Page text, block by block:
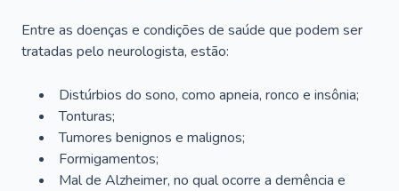
Entre as doenças e condições de saúde que podem ser
tratadas pelo neurologista, estão:
Distúrbios do sono, como apneia, ronco e insônia;
Tonturas;
Tumores benignos e malignos;
Formigamentos;
Mal de Alzheimer, no qual ocorre a demência e